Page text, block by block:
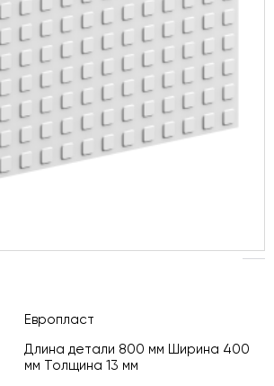
Европласт
Длина детали 800 мм Ширина 400
мм Толщина 13 мм